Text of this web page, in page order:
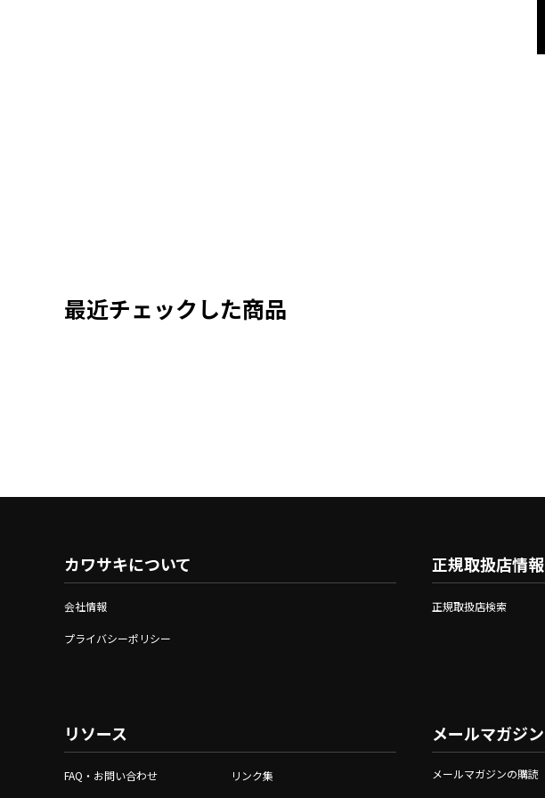
最近チェックした商品
カワサキについて
会社情報
プライバシーポリシー
リソース
FAQ・お問い合わせ リンク集
正規取扱店情報
正規取扱店検索
メールマガジン
メールマガジンの購読